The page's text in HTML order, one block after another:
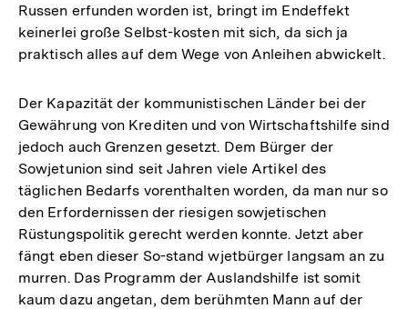
Russen erfunden worden ist, bringt im Endeffekt
keinerlei große Selbst-kosten mit sich, da sich ja
praktisch alles auf dem Wege von Anleihen abwickelt.
Der Kapazität der kommunistischen Länder bei der
Gewährung von Krediten und von Wirtschaftshilfe sind
jedoch auch Grenzen gesetzt. Dem Bürger der
Sowjetunion sind seit Jahren viele Artikel des
täglichen Bedarfs vorenthalten worden, da man nur so
den Erfordernissen der riesigen sowjetischen
Rüstungspolitik gerecht werden konnte. Jetzt aber
fängt eben dieser So-stand wjetbürger langsam an zu
murren. Das Programm der Auslandshilfe ist somit
kaum dazu angetan, dem berühmten Mann auf der